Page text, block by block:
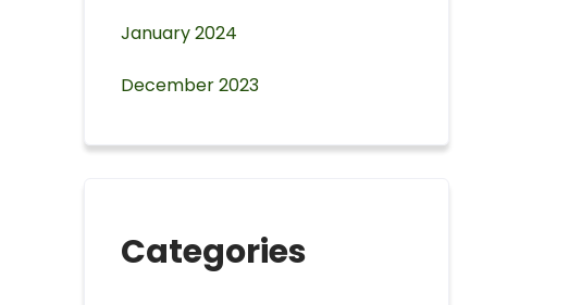
January 2024
December 2023
Categories